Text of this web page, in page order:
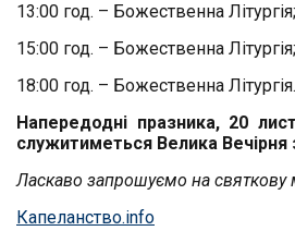
13:00 год. – Божественна Літургія;
15:00 год. – Божественна Літургія;
18:00 год. – Божественна Літургія.
Напередодні празника, 20
служитиметься Велика Вечірня
Ласкаво запрошуємо на святкову
Капеланство.info